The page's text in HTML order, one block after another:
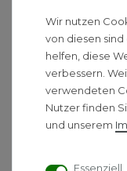
Wir nutzen
von diesen
helfen, diese
verbessern.
verwendeten
Nutzer finden
und unserem
Essenziell